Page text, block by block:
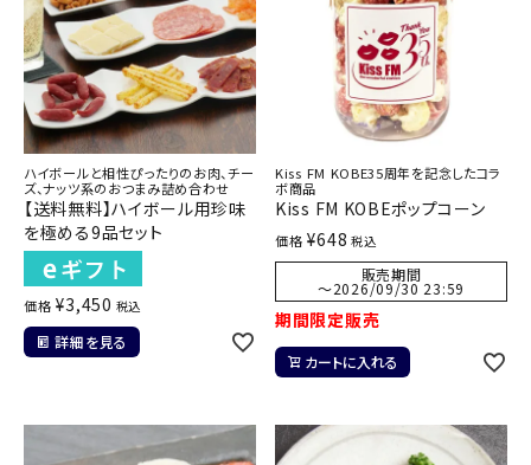
ハイボールと相性ぴったりのお肉、チー
ズ、ナッツ系のおつまみ詰め合わせ
【送料無料】ハイボール用珍味
を極める9品セット
価格 ¥3,450 税込
詳細を見る
Kiss FM KOBE35周年を記念したコラ
ボ商品
Kiss FM KOBEポップコーン
価格 ¥648 税込
販売期間
〜2026/09/30 23:59
期間限定販売
カートに入れる